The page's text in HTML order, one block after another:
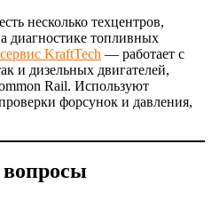
несколько техцентров,
диагностике топливных
KraftTech — работает с
и дизельных двигателей,
Rail. Используют
форсунок и давления,